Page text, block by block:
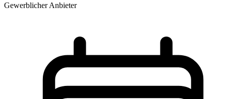
Gewerblicher Anbieter